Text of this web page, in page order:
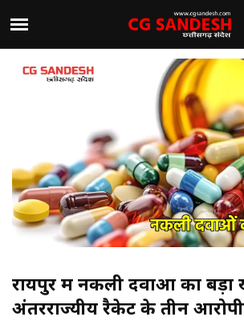
रायपुर में नकली दवाओं का बड़ा
अंतरराज्यीय रैकेट के तीन आरोपी